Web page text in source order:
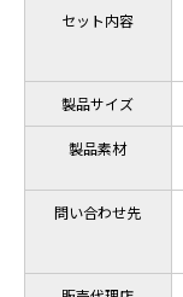
セット内容
製品サイズ
製品素材
問い合わせ先